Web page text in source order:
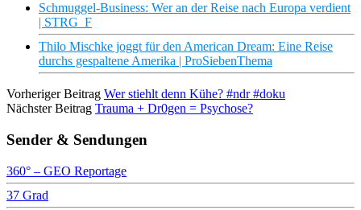
Schmuggel-Business: Wer an der Reise nach Europa verdient
| STRG_F
Thilo Mischke joggt für den American Dream: Eine Reise
durchs gespaltene Amerika | ProSiebenThema
Vorheriger Beitrag Wer stiehlt denn Kühe? #ndr #doku
Nächster Beitrag Trauma + Dr0gen = Psychose?
Sender & Sendungen
360° – GEO Reportage
37 Grad